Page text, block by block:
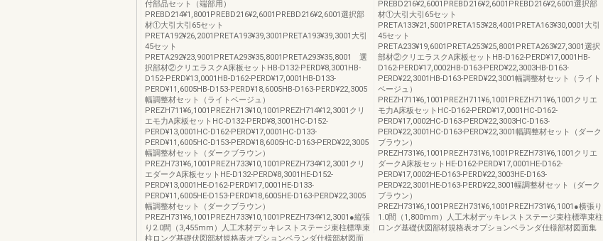
付部品セット（端部用）
PREBD214¥1,8001PREBD216¥2,6001PREBD216¥2,6001選択部
材①大引大引65セット
PRETA192¥26,2001PRETA193¥39,3001PRETA193¥39,3001大引
45セット
PRETA292¥23,9001PRETA293¥35,8001PRETA293¥35,8001 選
択部材②クリエラスクA床板セットHB-D132-PERD¥8,3001HB-
D152-PERD¥13,0001HB-D162-PERD¥17,0001HB-D133-
PERD¥11,6005HB-D153-PERD¥18,6005HB-D163-PERD¥22,3005
幅調整材セット（ライトベージュ）
PREZH711¥6,1001PREZH713¥10,1001PREZH714¥12,3001クリ
エモ力A床板セットHC-D132-PERD¥8,3001HC-D152-
PERD¥13,0001HC-D162-PERD¥17,0001HC-D133-
PERD¥11,6005HC-D153-PERD¥18,6005HC-D163-PERD¥22,3005
幅調整材セット（ダークブラウン）
PREZH731¥6,1001PREZH733¥10,1001PREZH734¥12,3001クリ
エダークA床板セットHE-D132-PERD¥8,3001HE-D152-
PERD¥13,0001HE-D162-PERD¥17,0001HE-D133-
PERD¥11,6005HE-D153-PERD¥18,6005HE-D163-PERD¥22,3005
幅調整材セット（ダークブラウン）
PREZH731¥6,1001PREZH733¥10,1001PREZH734¥12,3001●縦張
り2.0間（3,455mm）人工木材デッキレストステージ束柱標準束
柱ロング基礎伏図部材規格表オプションベランダ仕様部材図面
PREBD216¥2,6001PREBD216¥2,6001PREBD216¥2,6001選択部
材①大引大引65セット
PRETA133¥21,5001PRETA153¥28,4001PRETA163¥30,0001大引
45セット
PRETA233¥19,6001PRETA253¥25,8001PRETA263¥27,3001選択
部材②クリエラスクA床板セットHB-D162-PERD¥17,0001HB-
D162-PERD¥17,0002HB-D163-PERD¥22,3003HB-D163-
PERD¥22,3001HB-D163-PERD¥22,3001幅調整材セット（ライト
ベージュ）
PREZH711¥6,1001PREZH711¥6,1001PREZH711¥6,1001クリエ
モ力A床板セットHC-D162-PERD¥17,0001HC-D162-
PERD¥17,0002HC-D163-PERD¥22,3003HC-D163-
PERD¥22,3001HC-D163-PERD¥22,3001幅調整材セット（ダーク
ブラウン）
PREZH731¥6,1001PREZH731¥6,1001PREZH731¥6,1001クリエ
ダークA床板セットHE-D162-PERD¥17,0001HE-D162-
PERD¥17,0002HE-D163-PERD¥22,3003HE-D163-
PERD¥22,3001HE-D163-PERD¥22,3001幅調整材セット（ダーク
ブラウン）
PREZH731¥6,1001PREZH731¥6,1001PREZH731¥6,1001●横張り
1.0間（1,800mm）人工木材デッキレストステージ束柱標準束柱
ロング基礎伏図部材規格表オプションベランダ仕様部材図面集